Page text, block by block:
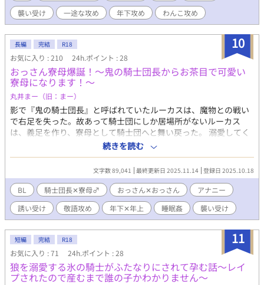
襲い受け
一途な攻め 年下攻め わんこ攻め
10
長編 完結 R18
お気に入り : 210 24h.ポイント : 28
おっさん寮母爆誕！〜鬼の騎士団長からお茶目で可愛い
寮母になります！〜
丸井まー（旧：まー）
影で『鬼の騎士団長』と呼ばれていたルーカスは、魔物との戦い
で右足を失った。故あって騎士団にしか居場所がないルーカス
は、義足を作り、寮母として騎士団へと舞い戻った。 溺愛してく
る男前騎士団長相手に訳あり美形おっさんがもだもだするお話。
溺愛男前おっさん騎士団長✕訳あり美形おっさん寮母。 ※おっさ
ん✕おっさんです。 ※ムーンライトノベルズさんでも公開してお
ります。 ※エロあり回には※をつけております。 ※全２８話。
続きを読む
文字数 89,041 最終更新日 2025.11.14 登録日 2025.10.18
BL 騎士団長✕寮母♂ おっさん✕おっさん
アナニー
誘い受け
敬語攻め 年下✕年上 睡眠姦 襲い受け
11
短編 完結 R18
お気に入り : 71 24h.ポイント : 28
狼を溺愛する氷の騎士がふたなりにされて孕む話〜レイ
プされたので産むまで誰の子かわかりません〜